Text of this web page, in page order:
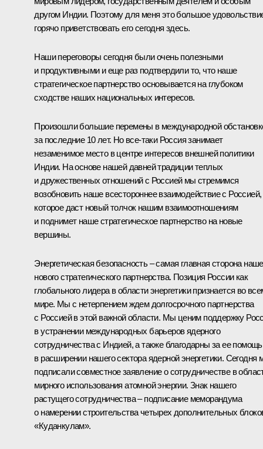
другом Индии. Поэтому для меня это большое
горячо приветствовать его сегодня здесь.
Наши переговоры сегодня были очень полезными
и продуктивными и еще раз подтвердили то, что наше
стратегическое партнерство основывается на глубоком
сходстве наших национальных интересов.
Произошли большие перемены в международной
за последние 10 лет. Но все‑таки Россия занимает
незаменимое место в центре интересов внешней политики
Индии. На основе нашей давней традиции теплых
и дружественных отношений с Россией мы стремимся
возобновить наше всестороннее взаимодействие с Россией,
которое даст новый толчок нашим взаимоотношениям
и поднимет наше стратегическое партнерство на новые
вершины.
Энергетическая безопасность – самая главная сторона
нового стратегического партнерства. Позиция России как
глобального лидера в области энергетики признается во
мире. Мы с нетерпением ждем долгосрочного партнерства
с Россией в этой важной области. Мы ценим поддержку
в устранении международных барьеров ядерного
сотрудничества с Индией, а также благодарны за ее помощь
в расширении нашего сектора ядерной энергетики. Сегодня
подписали совместное заявление о сотрудничестве в
мирного использования атомной энергии. Знак нашего
растущего сотрудничества – подписание меморандума
о намерении строительства четырех дополнительных
«Куданкулам».